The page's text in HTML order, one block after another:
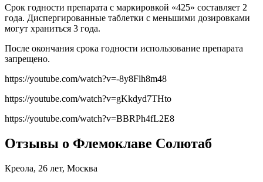
Срок годности препарата с маркировкой «425» составляет 2
года. Диспергированные таблетки с меньшими дозировками
могут храниться 3 года.
После окончания срока годности использование препарата
запрещено.
https://youtube.com/watch?v=-8y8Flh8m48
https://youtube.com/watch?v=gKkdyd7THto
https://youtube.com/watch?v=BBRPh4fL2E8
Отзывы о Флемоклаве Солютаб
Креола, 26 лет, Москва